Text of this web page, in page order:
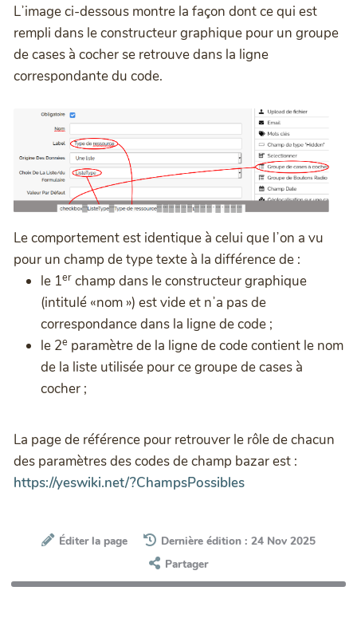
Lʼimage ci-dessous montre la façon dont ce qui est
rempli dans le constructeur graphique pour un groupe
de cases à cocher se retrouve dans la ligne
correspondante du code.
Le comportement est identique à celui que lʼon a vu
pour un champ de type texte à la différence de :
le 1er champ dans le constructeur graphique
(intitulé «nom ») est vide et nʼa pas de
correspondance dans la ligne de code ;
le 2e paramètre de la ligne de code contient le nom
de la liste utilisée pour ce groupe de cases à
cocher ;
La page de référence pour retrouver le rôle de chacun
des paramètres des codes de champ bazar est :
https://yeswiki.net/?ChampsPossibles
Éditer la page
Dernière édition : 24 Nov 2025
Partager